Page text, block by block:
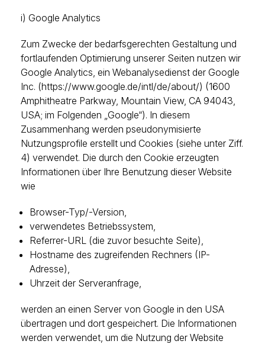
i) Google Analytics
Zum Zwecke der bedarfsgerechten Gestaltung und
fortlaufenden Optimierung unserer Seiten nutzen wir
Google Analytics, ein Webanalysedienst der Google
Inc. (https://www.google.de/intl/de/about/) (1600
Amphitheatre Parkway, Mountain View, CA 94043,
USA; im Folgenden „Google“). In diesem
Zusammenhang werden pseudonymisierte
Nutzungsprofile erstellt und Cookies (siehe unter Ziff.
4) verwendet. Die durch den Cookie erzeugten
Informationen über Ihre Benutzung dieser Website
wie
Browser-Typ/-Version,
verwendetes Betriebssystem,
Referrer-URL (die zuvor besuchte Seite),
Hostname des zugreifenden Rechners (IP-
Adresse),
Uhrzeit der Serveranfrage,
werden an einen Server von Google in den USA
übertragen und dort gespeichert. Die Informationen
werden verwendet, um die Nutzung der Website